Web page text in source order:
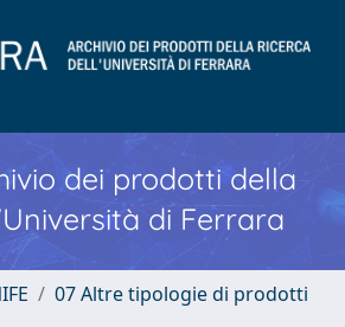
dei prodotti della
di Ferrara
07 Altre tipologie di prodotti